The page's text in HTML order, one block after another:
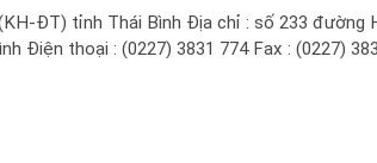
ĐT) tỉnh Thái Bình Địa chỉ : số 233 đường
Điện thoại : (0227) 3831 774 Fax : (0227)